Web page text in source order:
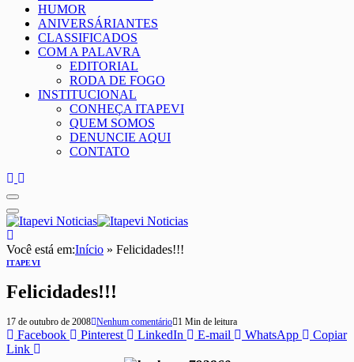
HUMOR
ANIVERSÁRIANTES
CLASSIFICADOS
COM A PALAVRA
EDITORIAL
RODA DE FOGO
INSTITUCIONAL
CONHEÇA ITAPEVI
QUEM SOMOS
DENUNCIE AQUI
CONTATO
Você está em:Início » Felicidades!!!
ITAPEVI
Felicidades!!!
17 de outubro de 2008 Nenhum comentário 1 Min de leitura
Facebook Pinterest LinkedIn E-mail WhatsApp
Copiar
Link